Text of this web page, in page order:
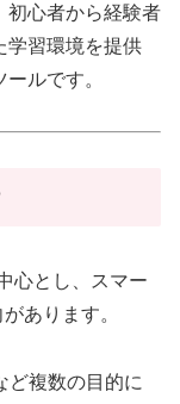
初心者から経験者
学習環境を提供
ルです。
心とし、スマー
あります。
ど複数の目的に